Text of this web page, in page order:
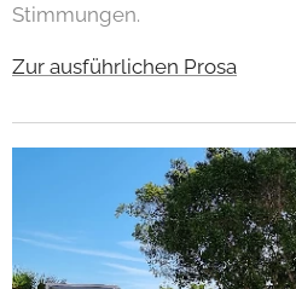
Stimmungen.
Zur ausführlichen Prosa